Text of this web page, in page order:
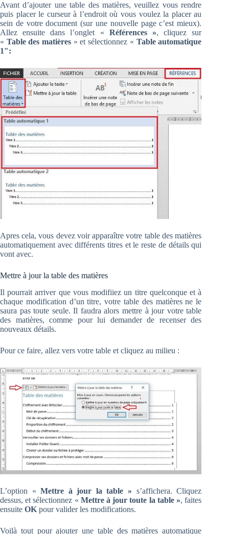
Avant d’ajouter une table des matières, veuillez vous rendre
puis placer le curseur à l’endroit où vous voulez la placer au
sein de votre document (sur une nouvelle page c’est mieux).
Allez ensuite dans l’onglet « Références », cliquez sur
« Table des matières » et sélectionnez « Table automatique
1″:
Apres cela, vous devez voir apparaître votre table des matières
automatiquement avec différents titres et le reste de détails qui
vont avec.
Mettre à jour la table des matières
Il pourrait arriver que vous modifiiez un titre quelconque et à
chaque modification d’un titre, votre table des matières ne le
saura pas toute seule. Il faudra alors mettre à jour votre table
des matières, comme pour lui demander de recenser des
nouveaux détails.
Pour ce faire, allez vers votre table et cliquez au milieu :
L’option «Mettre à jour la table » s’affichera. Cliquez
dessus, et sélectionnez « Mettre à jour toute la table », faites
ensuite OK pour valider les modifications.
Voilà tout pour ajouter une table des matières automatique